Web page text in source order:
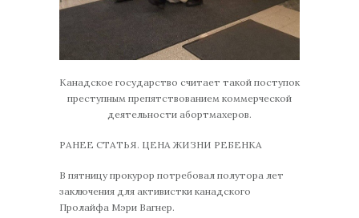
Канадское государство считает такой поступок
преступным препятствованием коммерческой
деятельности абортмахеров.
РАНЕЕ СТАТЬЯ. ЦЕНА ЖИЗНИ РЕБЕНКА
В пятницу прокурор потребовал полутора лет
заключения для активистки канадского
Пролайфа Мэри Вагнер.